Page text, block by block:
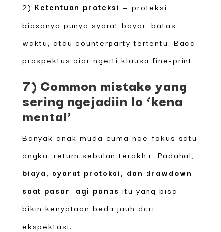
2) Ketentuan proteksi — proteksi
biasanya punya syarat bayar, batas
waktu, atau counterparty tertentu. Baca
prospektus biar ngerti klausa fine-print.
7) Common mistake yang
sering ngejadiin lo ‘kena
mental’
Banyak anak muda cuma nge-fokus satu
angka: return sebulan terakhir. Padahal,
biaya, syarat proteksi, dan drawdown
saat pasar lagi panas itu yang bisa
bikin kenyataan beda jauh dari
ekspektasi.